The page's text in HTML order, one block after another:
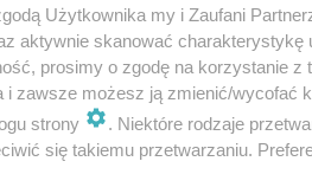
Użytkownika my i Zaufani
aktywnie skanować charakterystykę
prosimy o zgodę na korzystanie z
i zawsze możesz ją zmienić/wycofać
strony
. Niektóre rodzaje
się takiemu przetwarzaniu.